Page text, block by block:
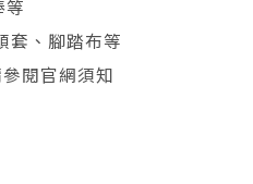
套、腳踏布等
閱官網須知